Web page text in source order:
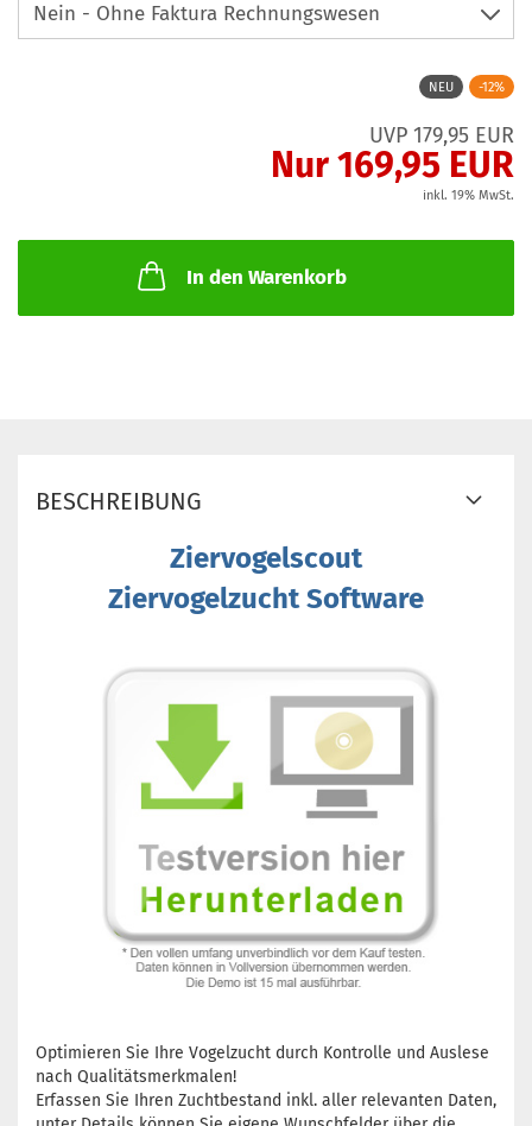
NEU -12%
UVP 179,95 EUR
Nur 169,95 EUR
inkl. 19% MwSt.
In den Warenkorb
BESCHREIBUNG
Ziervogelscout
Ziervogelzucht Software
Optimieren Sie Ihre Vogelzucht durch Kontrolle und Auslese
nach Qualitätsmerkmalen!
Erfassen Sie Ihren Zuchtbestand inkl. aller relevanten Daten,